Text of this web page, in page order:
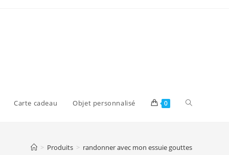
Carte cadeau Objet personnalisé 0 Toggle
> Produits > randonner avec mon essuie gouttes